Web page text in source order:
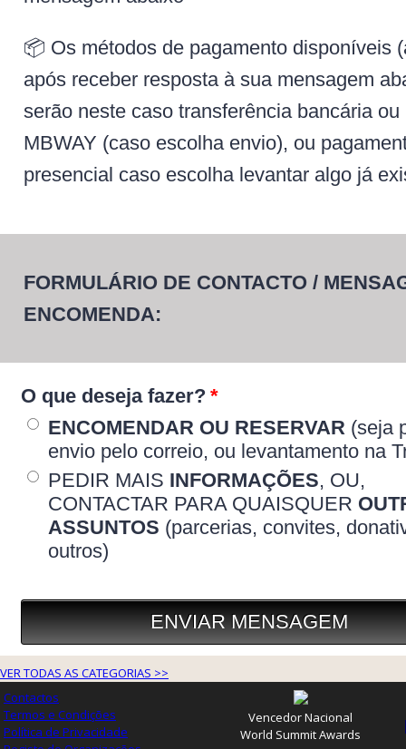
VER TODAS AS CATEGORIAS >>
Contactos
Termos e Condições
Política de Privacidade
Vencedor Nacional
World Summit Awards